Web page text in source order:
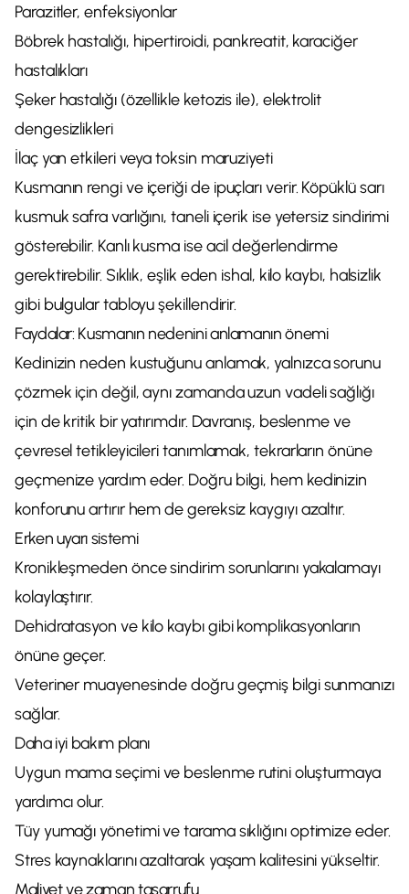
Parazitler, enfeksiyonlar
Böbrek hastalığı, hipertiroidi, pankreatit, karaciğer
hastalıkları
Şeker hastalığı (özellikle ketozis ile), elektrolit
dengesizlikleri
İlaç yan etkileri veya toksin maruziyeti
Kusmanın rengi ve içeriği de ipuçları verir. Köpüklü sarı
kusmuk safra varlığını, taneli içerik ise yetersiz sindirimi
gösterebilir. Kanlı kusma ise acil değerlendirme
gerektirebilir. Sıklık, eşlik eden ishal, kilo kaybı, halsizlik
gibi bulgular tabloyu şekillendirir.
Faydalar: Kusmanın nedenini anlamanın önemi
Kedinizin neden kustuğunu anlamak, yalnızca sorunu
çözmek için değil, aynı zamanda uzun vadeli sağlığı
için de kritik bir yatırımdır. Davranış, beslenme ve
çevresel tetikleyicileri tanımlamak, tekrarların önüne
geçmenize yardım eder. Doğru bilgi, hem kedinizin
konforunu artırır hem de gereksiz kaygıyı azaltır.
Erken uyarı sistemi
Kronikleşmeden önce sindirim sorunlarını yakalamayı
kolaylaştırır.
Dehidratasyon ve kilo kaybı gibi komplikasyonların
önüne geçer.
Veteriner muayenesinde doğru geçmiş bilgi sunmanızı
sağlar.
Daha iyi bakım planı
Uygun mama seçimi ve beslenme rutini oluşturmaya
yardımcı olur.
Tüy yumağı yönetimi ve tarama sıklığını optimize eder.
Stres kaynaklarını azaltarak yaşam kalitesini yükseltir.
Maliyet ve zaman tasarrufu